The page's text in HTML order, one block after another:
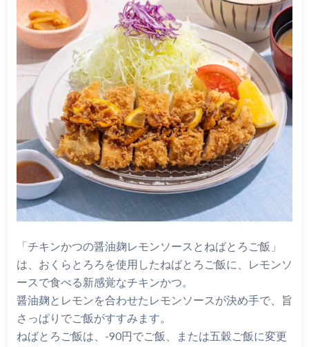
「チキンかつの醤油麹レモンソースとねばとろご飯」
は、おくらとろろを使用したねばとろご飯に、レモンソ
ースで食べる新感覚なチキンかつ。
醤油麹とレモンを合わせたレモンソースが決め手で、旨
さっぱりでご飯がすすみます。
ねばとろご飯は、-90円でご飯、または五穀ご飯に変更